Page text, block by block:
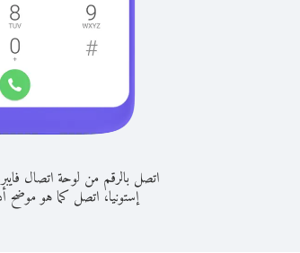
اتصل بالرقم من لوحة اتصال
إستونيا، اتصل كما هو موضح